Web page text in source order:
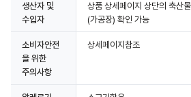
생산자 및
수입자
상품 상세페이지 상단의 축산
(가공장) 확인 가능
소비자안전
을 위한
주의사항
상세페이지참조